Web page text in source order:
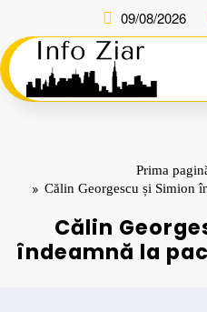
conținut
09/08/2026
Prima
Călin Georgescu și Simion
Călin
îndeamnă la